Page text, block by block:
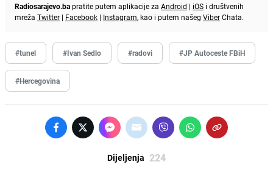
Radiosarajevo.bapratite putem aplikacije za Android | iOS i društvenih
mreža Twitter | Facebook | Instagram, kao i putem našeg ViberChata.
#tunel #Ivan Sedlo #radovi #JP Autoceste FBiH
#Hercegovina
Dijeljenja 224